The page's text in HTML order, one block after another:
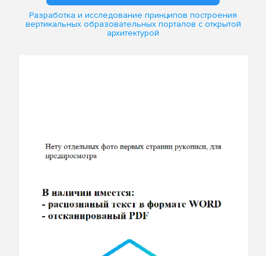
Разработка и исследование принципов построения
вертикальных образовательных порталов с открытой
архитектурой